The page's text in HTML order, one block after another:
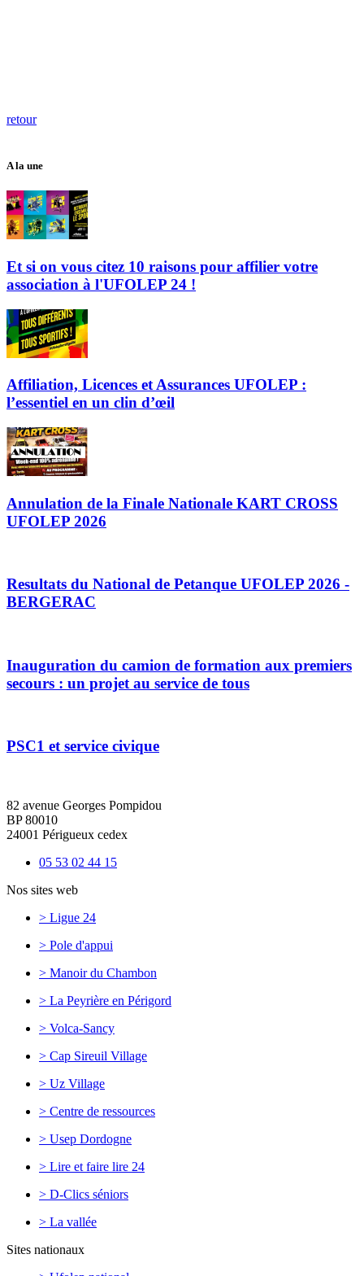
retour
A la une
Et si on vous citez 10 raisons pour affilier votre
association à l'UFOLEP 24 !
Affiliation, Licences et Assurances UFOLEP :
l’essentiel en un clin d’œil
Annulation de la Finale Nationale KART CROSS
UFOLEP 2026
Resultats du National de Petanque UFOLEP 2026 -
BERGERAC
Inauguration du camion de formation aux premiers
secours : un projet au service de tous
PSC1 et service civique
82 avenue Georges Pompidou
BP 80010
24001 Périgueux cedex
05 53 02 44 15
Nos sites web
> Ligue 24
> Pole d'appui
> Manoir du Chambon
> La Peyrière en Périgord
> Volca-Sancy
> Cap Sireuil Village
> Uz Village
> Centre de ressources
> Usep Dordogne
> Lire et faire lire 24
> D-Clics séniors
> La vallée
Sites nationaux